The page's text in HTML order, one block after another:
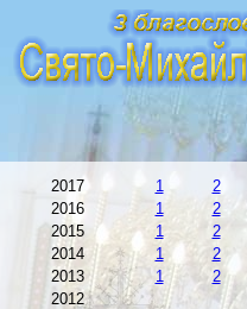
2017 1
2
2016
1
2
2015
1
2
2014
1
2
2013
1
2
2012